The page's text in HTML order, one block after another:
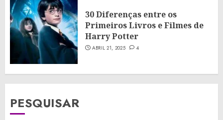
30 Diferenças entre os
Primeiros Livros e Filmes de
Harry Potter
ABRIL 21, 2025 4
PESQUISAR